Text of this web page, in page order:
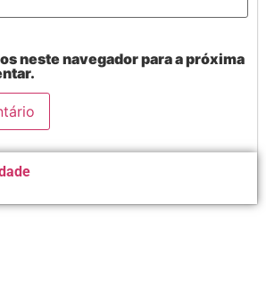
neste navegador para a próxima